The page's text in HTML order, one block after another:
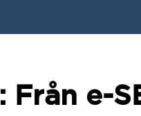
Från e-